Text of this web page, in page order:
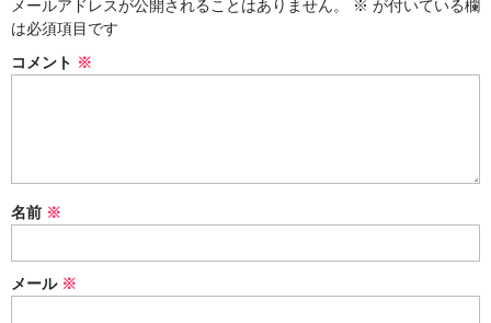
メールアドレスが公開されることはありません。
※ が付いている欄
は必須項目です
コメント ※
名前 ※
メール ※